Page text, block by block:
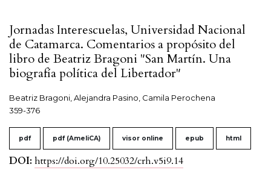
Jornadas Interescuelas, Universidad Nacional
de Catamarca. Comentarios a propósito del
libro de Beatriz Bragoni "San Martín. Una
biografía política del Libertador"
Beatriz Bragoni, Alejandra Pasino, Camila Perochena
359-376
pdf pdf (AmeliCA) visor online epub html
DOI: https://doi.org/10.25032/crh.v5i9.14